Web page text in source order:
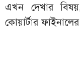
এখন দেখার
কোয়ার্টার